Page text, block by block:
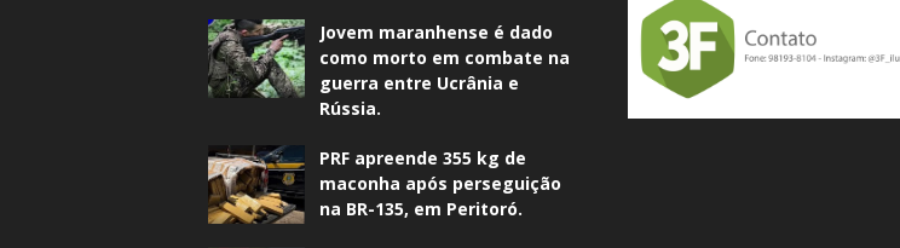
Jovem maranhense é dado
como morto em combate na
guerra entre Ucrânia e
Rússia.
PRF apreende 355 kg de
maconha após perseguição
na BR-135, em Peritoró.